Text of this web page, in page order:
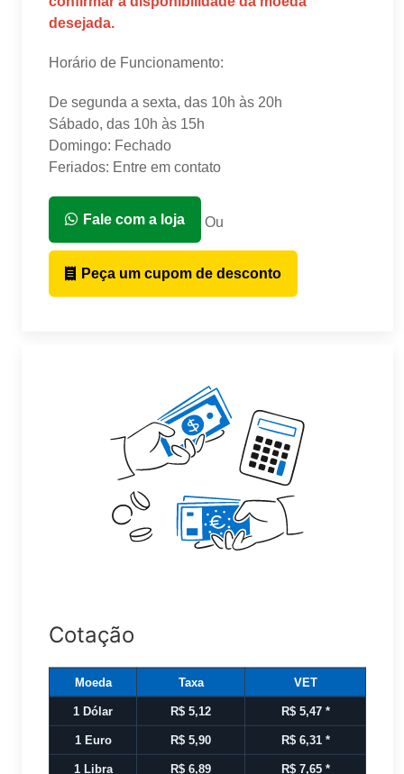
desejada.
Horário de Funcionamento:
De segunda a sexta, das 10h às 20h
Sábado, das 10h às 15h
Domingo: Fechado
Feriados: Entre em contato
Fale com a loja Ou
Peça um cupom de desconto
Cotação
Moeda Taxa VET
1 Dólar R$ 5,12 R$ 5,47 *
1 Euro R$ 5,90 R$ 6,31 *
1 Libra R$ 6,89 R$ 7,65 *